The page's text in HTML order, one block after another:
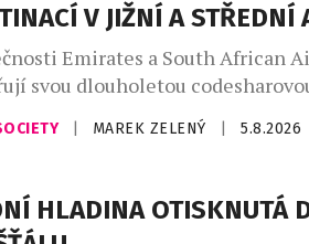
V JIŽNÍ A STŘEDNÍ
Emirates a South African
svou dlouholetou
destinací v jižní a střední Africe
na rostoucí poptávku po
republiky, zejména z
MAREK ZELENÝ 5.8.2026
HLADINA OTISKNUTÁ